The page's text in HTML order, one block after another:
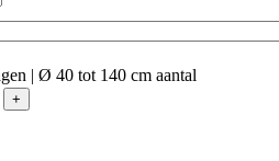
| Ø 40 tot 140 cm aantal